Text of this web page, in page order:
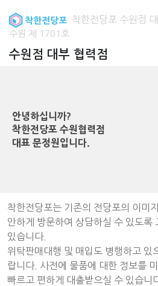
착한전당포 수원점
수원 제 1701호
수원점 대부 협력점
안녕하십니까?
착한전당포 수원협력점
대표 문정원입니다.
착한전당포는 기존의 전당포의 이미
안하게 방문하여 상담하실 수 있도록
있습니다.
위탁판매대행 및 매입도 병행하고 있
랍니다. 사전에 물품에 대한 정보를
빠르고 편하게 대출받으실 수 있습니